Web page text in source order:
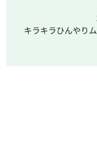
キラキラひんやり